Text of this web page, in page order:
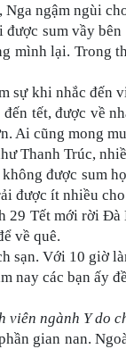
ngậm ngùi
sum vầy
mình lại.
sự khi nhắc đến
tết, được về
Ai cũng mong
Thanh Trúc,
được sum
được ít nhiều
29 Tết mới rời
về quê.
sạn. Với 10 giờ
nay các bạn ấy
viên ngành Y do
gian nan.